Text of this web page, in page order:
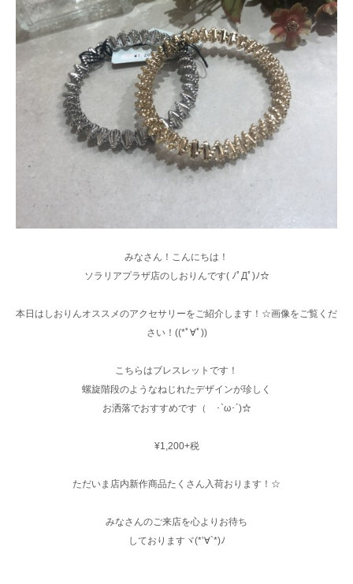
みなさん！こんにちは！
ソラリアプラザ店のしおりんです( ﾉﾟДﾟ)ﾉ☆
本日はしおりんオススメのアクセサリーをご紹介します！☆画像をご覧くだ
さい！((*ﾟ∀ﾟ))
こちらはブレスレットです！
螺旋階段のようなねじれたデザインが珍しく
お洒落でおすすめです（ ･`ω･´)☆
¥1,200+税
ただいま店内新作商品たくさん入荷おります！☆
みなさんのご来店を心よりお待ち
しておりますヾ(*’∀`*)ﾉ